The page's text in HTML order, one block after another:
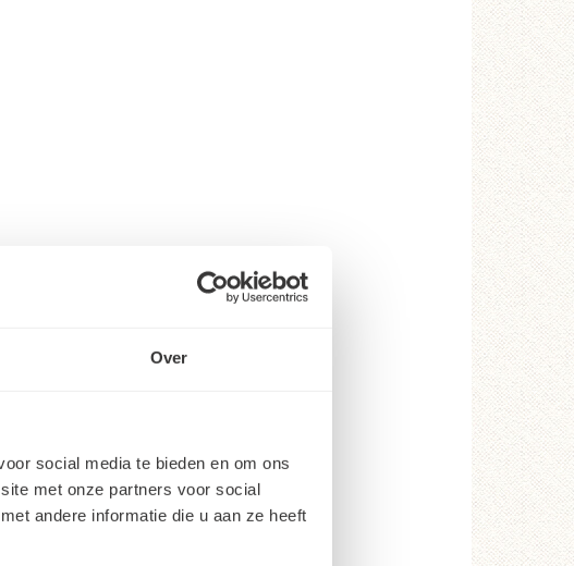
Over
social media te bieden en om ons
met onze partners voor social
andere informatie die u aan ze heeft